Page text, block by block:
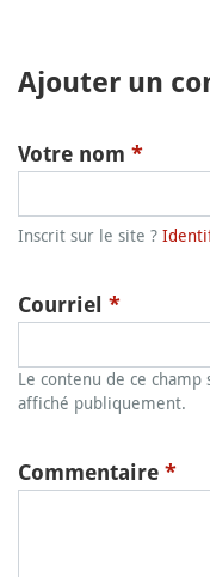
Ajouter un
Votre nom *
Inscrit sur le site ?
Courriel *
Le contenu de ce
affiché publiquement.
Commentaire *